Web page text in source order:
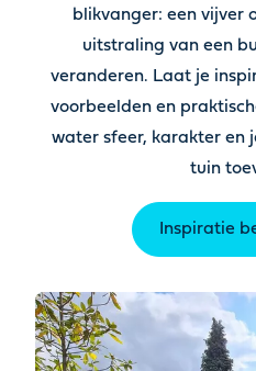
blikvanger: een vijver
uitstraling van een
veranderen. Laat je
voorbeelden en
water sfeer, karakter en
tuin
Inspiratie